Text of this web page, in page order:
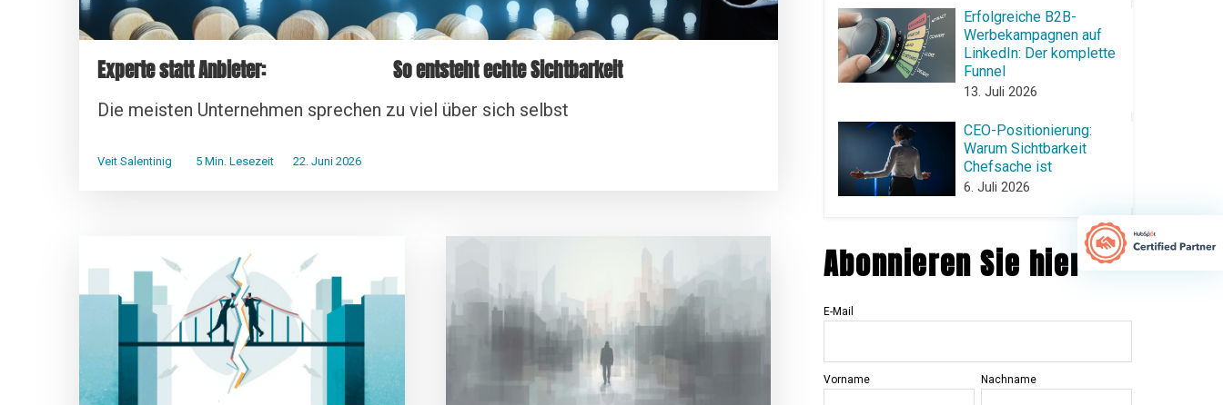
Experte statt Anbieter: So entsteht echte Sichtbarkeit
Die meisten Unternehmen sprechen zu viel über sich selbst
Veit Salentinig 5 Min. Lesezeit 22. Juni 2026
Erfolgreiche B2B-
Werbekampagnen auf
LinkedIn: Der komplette
Funnel
13. Juli 2026
CEO-Positionierung:
Warum Sichtbarkeit
Chefsache ist
6. Juli 2026
Abonnieren Sie hier
E-Mail
Vorname Nachname